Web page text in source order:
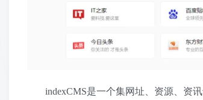
indexCMS是一个集网址、资源、资